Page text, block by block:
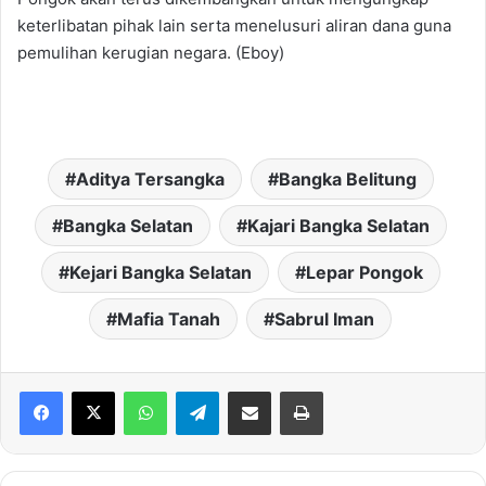
keterlibatan pihak lain serta menelusuri aliran dana guna
pemulihan kerugian negara. (Eboy)
Aditya Tersangka Bangka Belitung
Bangka Selatan Kajari Bangka Selatan
Kejari Bangka Selatan Lepar Pongok
Mafia Tanah Sabrul Iman
WhatsAppTelegramShare via Email Print